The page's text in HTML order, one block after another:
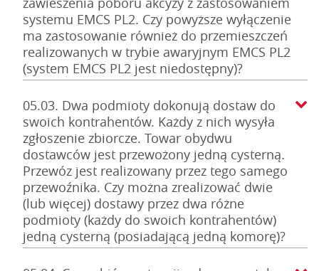
systemu EMCS PL2. Czy powyższe wyłączenie
ma zastosowanie również do przemieszczeń
realizowanych w trybie awaryjnym EMCS PL2
(system EMCS PL2 jest niedostępny)?
05.03. Dwa podmioty dokonują dostaw do
swoich kontrahentów. Każdy z nich wysyła
zgłoszenie zbiorcze. Towar obydwu
dostawców jest przewożony jedną cysterną.
Przewóz jest realizowany przez tego samego
przewoźnika. Czy można zrealizować dwie
(lub więcej) dostawy przez dwa różne
podmioty (każdy do swoich kontrahentów)
jedną cysterną (posiadającą jedną komorę)?